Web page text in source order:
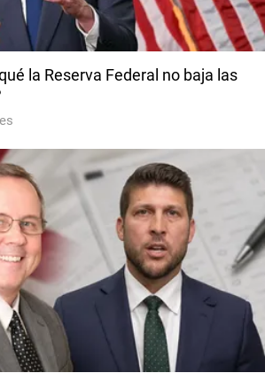
la Reserva Federal no baja las